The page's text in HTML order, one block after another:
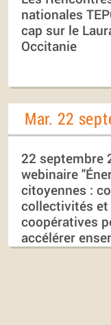
nationales
cap sur le
Occitanie
Mar. 22
22 septembre
webinaire
citoyennes :
collectivités et
coopératives
accélérer
transition